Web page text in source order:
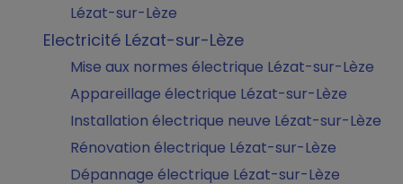
Lézat-sur-Lèze
Electricité Lézat-sur-Lèze
Mise aux normes électrique Lézat-sur-Lèze
Appareillage électrique Lézat-sur-Lèze
Installation électrique neuve Lézat-sur-Lèze
Rénovation électrique Lézat-sur-Lèze
Dépannage électrique Lézat-sur-Lèze